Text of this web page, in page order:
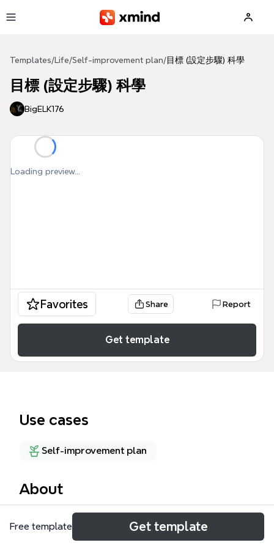
Templates/ Life/Self-improvement plan/ 目標 (設定步驟) 科學
目標 (設定步驟) 科學
BigELK176
Loading preview...
Favorites Share Report
Get template
Use cases
Self-improvement plan
About
《目標 (設定步驟) 科學》心智圖模板由人類行為專家
Vanessa Van Edwards根據其文章「The Science of
Free template Get template